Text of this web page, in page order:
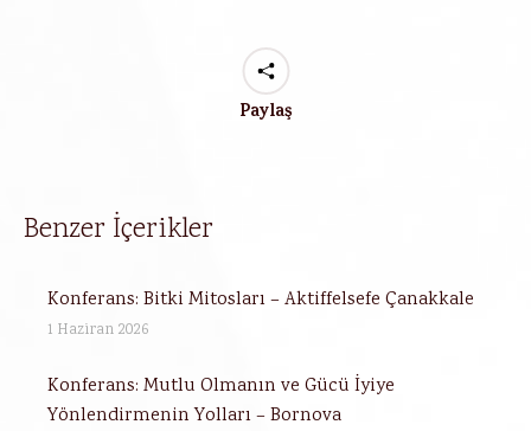
Paylaş
Benzer İçerikler
Konferans: Bitki Mitosları – Aktiffelsefe Çanakkale
1 Haziran 2026
Konferans: Mutlu Olmanın ve Gücü İyiye
Yönlendirmenin Yolları – Bornova